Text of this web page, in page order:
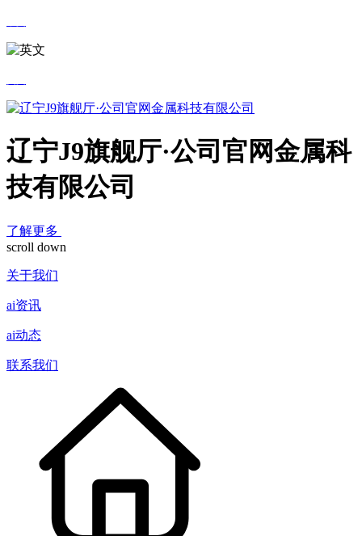
辽宁J9旗舰厅·公司官网金属科
技有限公司
了解更多
scroll down
关于我们
ai资讯
ai动态
联系我们